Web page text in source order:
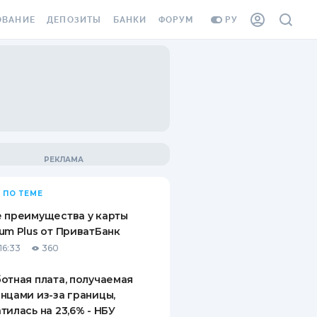
РУ
ВИНЬЕТКА
СОТРУДНИКОВ
ОТ
СЛУЧАЕВ
ДЕПОЗИТЫ
ВОПРОСЫ И ОТВЕТЫ
ПУТЕВОДИТЕЛИ ПО
БАНКИ ФОРУМ
ПО ТЕМЕ
преимущества у карты
Plus от ПриватБанк
360
плата, получаемая
из-за границы,
на 23,6% - НБУ